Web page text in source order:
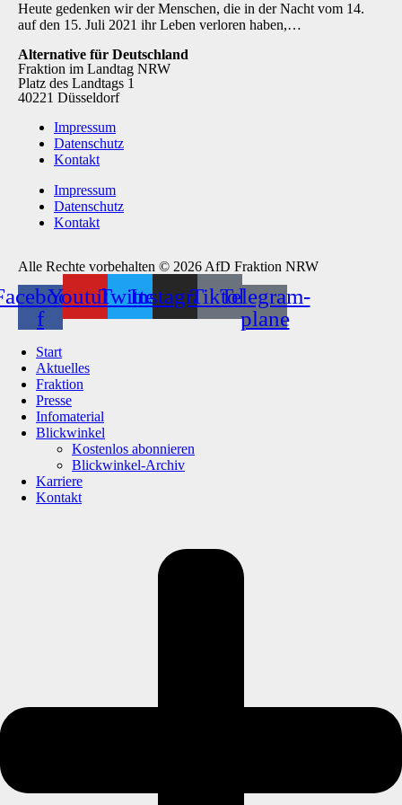
Heute gedenken wir der Menschen, die in der Nacht vom 14.
auf den 15. Juli 2021 ihr Leben verloren haben,…
Alternative für Deutschland
Fraktion im Landtag NRW
Platz des Landtags 1
40221 Düsseldorf
Impressum
Datenschutz
Kontakt
Impressum
Datenschutz
Kontakt
Alle Rechte vorbehalten © 2026 AfD Fraktion NRW
f
YoutubeTwitterInstagramTiktokTelegram-
plane
Start
Aktuelles
Fraktion
Presse
Infomaterial
Blickwinkel
Kostenlos abonnieren
Blickwinkel-Archiv
Karriere
Kontakt